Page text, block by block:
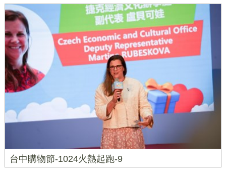
台中購物節-1024火熱起跑-9